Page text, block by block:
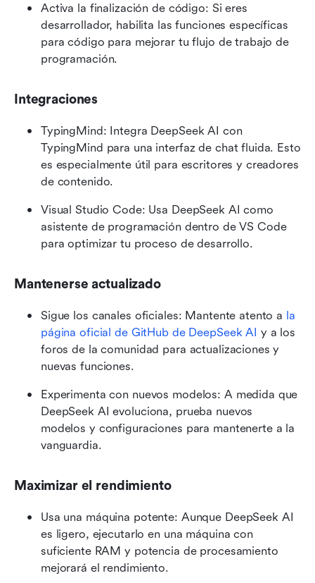
Activa la finalización de código: Si eres
desarrollador, habilita las funciones específicas
para código para mejorar tu flujo de trabajo de
programación.
Integraciones
TypingMind: Integra DeepSeek AI con
TypingMind para una interfaz de chat fluida. Esto
es especialmente útil para escritores y creadores
de contenido.
Visual Studio Code: Usa DeepSeek AI como
asistente de programación dentro de VS Code
para optimizar tu proceso de desarrollo.
Mantenerse actualizado
Sigue los canales oficiales: Mantente atento a la
página oficial de GitHub de DeepSeek AI y a los
foros de la comunidad para actualizaciones y
nuevas funciones.
Experimenta con nuevos modelos: A medida que
DeepSeek AI evoluciona, prueba nuevos
modelos y configuraciones para mantenerte a la
vanguardia.
Maximizar el rendimiento
Usa una máquina potente: Aunque DeepSeek AI
es ligero, ejecutarlo en una máquina con
suficiente RAM y potencia de procesamiento
mejorará el rendimiento.